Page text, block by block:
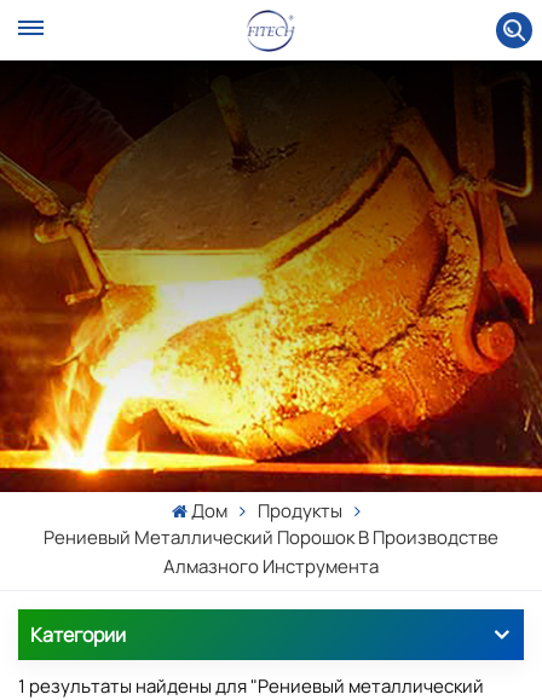
Дом
Продукты
Рениевый Металлический Порошок В Производстве
Алмазного Инструмента
Категории
1 результаты найдены для "Рениевый металлический